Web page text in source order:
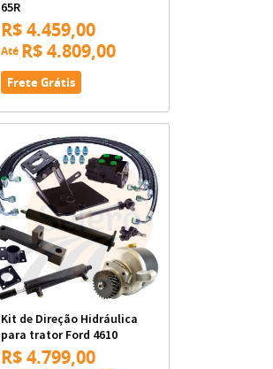
65R
R$ 4.459,00
Até R$ 4.809,00
Frete Grátis
Kit de Direção Hidráulica
para trator Ford 4610
R$ 4.799,00